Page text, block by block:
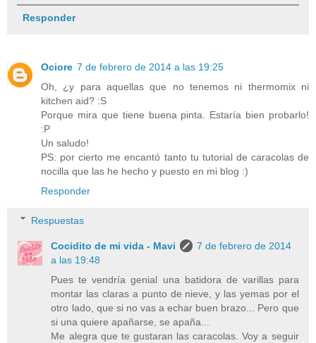
Responder
Ociore 7 de febrero de 2014 a las 19:25
Oh, ¿y para aquellas que no tenemos ni thermomix ni
kitchen aid? :S
Porque mira que tiene buena pinta. Estaría bien probarlo!
:P
Un saludo!
PS: por cierto me encantó tanto tu tutorial de caracolas de
nocilla que las he hecho y puesto en mi blog :)
Responder
Respuestas
Cocidito de mi vida - Mavi
7 de febrero de 2014
a las 19:48
Pues te vendría genial una batidora de varillas para
montar las claras a punto de nieve, y las yemas por el
otro lado, que si no vas a echar buen brazo... Pero que
si una quiere apañarse, se apaña...
Me alegra que te gustaran las caracolas. Voy a seguir